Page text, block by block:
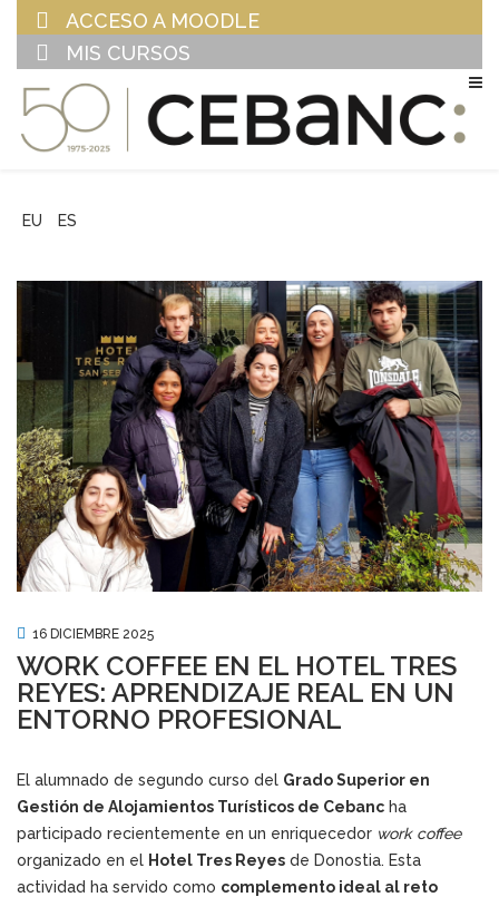
ACCESO A MOODLE
MIS CURSOS
EU ES
16 DICIEMBRE 2025
WORK COFFEE EN EL HOTEL TRES
REYES: APRENDIZAJE REAL EN UN
ENTORNO PROFESIONAL
El alumnado de segundo curso del Grado Superior en
Gestión de Alojamientos Turísticos de Cebanc ha
participado recientemente en un enriquecedor work coffee
organizado en el Hotel Tres Reyes de Donostia. Esta
actividad ha servido como complemento ideal al reto